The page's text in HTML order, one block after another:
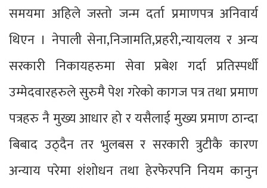
समयमा अहिले जस्तो जन्म दर्ता प्रमाणपत्र अनिवार्य
थिएन । नेपाली सेना,निजामति,प्रहरी,न्यायलय र अन्य
सरकारी निकायहरुमा सेवा प्रबेश गर्दा प्रतिस्पर्धी
उम्मेदवारहरुले सुरुमै पेश गरेको कागज पत्र तथा प्रमाण
पत्रहरु नै मुख्य आधार हो र यसैलाई मुख्य प्रमाण ठान्दा
बिबाद उठ्दैन तर भुलबस र सरकारी त्रुटीकै कारण
अन्याय परेमा शंशोधन तथा हेरफेरपनि नियम कानुन